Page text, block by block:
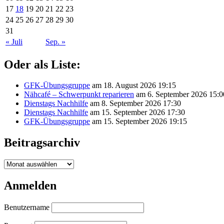
17 18 19 20 21 22 23
24 25 26 27 28 29 30
31
« Juli
Sep. »
Oder als Liste:
GFK-Übungsgruppe am 18. August 2026 19:15
Nähcafé – Schwerpunkt reparieren am 6. September 2026
Dienstags Nachhilfe am 8. September 2026 17:30
Dienstags Nachhilfe am 15. September 2026 17:30
GFK-Übungsgruppe am 15. September 2026 19:15
Beitragsarchiv
Beitragsarchiv
Anmelden
Benutzername